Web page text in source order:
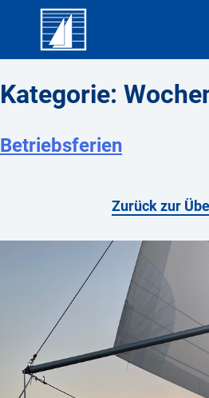
Skip
to
Kategorie:
Betriebsferien
Zurück zur